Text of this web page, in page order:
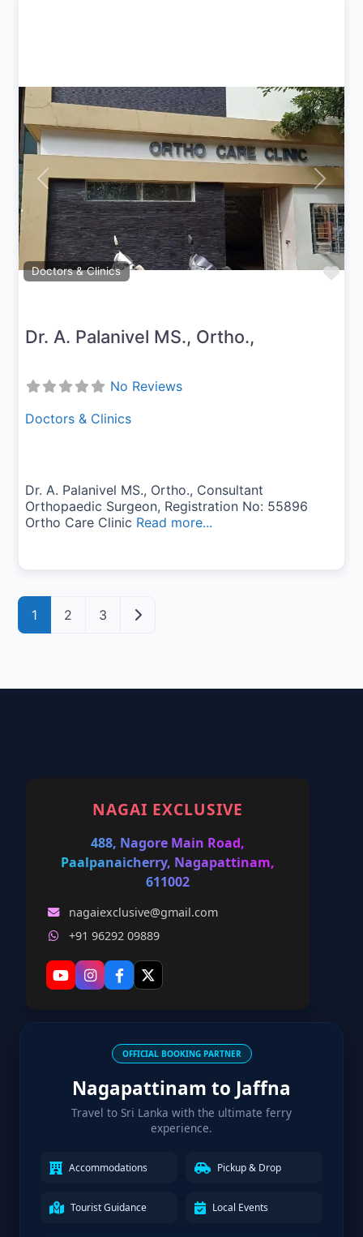
Doctors & Clinics
Previous Next
Dr. A. Palanivel MS., Ortho.,
No Reviews
Doctors & Clinics
Dr. A. Palanivel MS., Ortho., Consultant
Orthopaedic Surgeon, Registration No: 55896
Ortho Care Clinic Read more...
Posts navigation
1 2 3 Older posts
NAGAI EXCLUSIVE
488, Nagore Main Road,
Paalpanaicherry, Nagapattinam,
611002
nagaiexclusive@gmail.com
+91 96292 09889
OFFICIAL BOOKING PARTNER
Nagapattinam to Jaffna
Travel to Sri Lanka with the ultimate ferry
experience.
Accommodations Pickup & Drop
Tourist Guidance Local Events